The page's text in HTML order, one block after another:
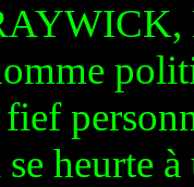
heurte à